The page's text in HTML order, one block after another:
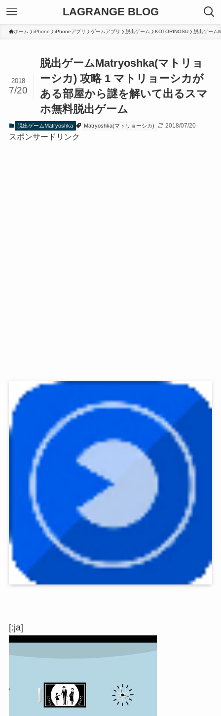
LAGRANGE BLOG
ホーム iPhone iPhoneアプリ ゲームアプリ 脱出ゲーム KOTORINOSU 脱出ゲーム
脱出ゲームMatryoshka(マトリョ
ーシカ) 攻略 1 マトリョーシカが
ある部屋から謎を解いて出るスマ
ホ無料脱出ゲーム
2018
7/20
脱出ゲームMatryoshka Matryoshka(マトリョーシカ) 2018/07/20
スポンサードリンク
[:ja]